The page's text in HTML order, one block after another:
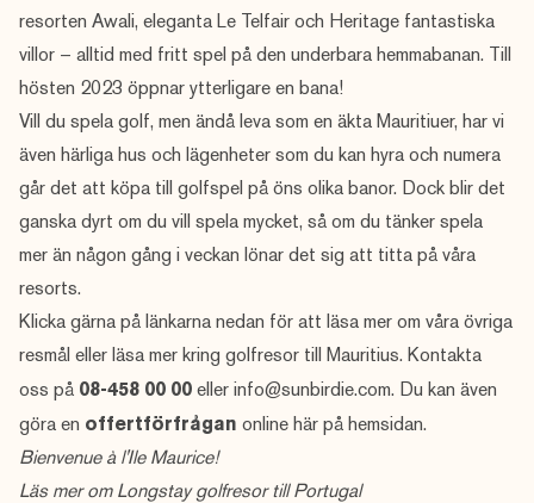
resorten Awali, eleganta Le Telfair och Heritage fantastiska
villor – alltid med fritt spel på den underbara hemmabanan. Till
hösten 2023 öppnar ytterligare en bana!
Vill du spela golf, men ändå leva som en äkta Mauritiuer, har vi
även härliga hus och lägenheter som du kan hyra och numera
går det att köpa till golfspel på öns olika banor. Dock blir det
ganska dyrt om du vill spela mycket, så om du tänker spela
mer än någon gång i veckan lönar det sig att titta på våra
resorts.
Klicka gärna på länkarna nedan för att läsa mer om våra övriga
resmål eller läsa mer kring golfresor till Mauritius. Kontakta
oss på 08-458 00 00 eller info@sunbirdie.com. Du kan även
göra en offertförfrågan online här på hemsidan.
Bienvenue à l'Ile Maurice!
Läs mer om Longstay golfresor till Portugal